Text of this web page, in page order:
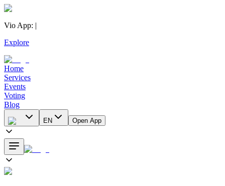
Vio App: |
Explore
Home
Services
Events
Voting
Blog
EN Open App